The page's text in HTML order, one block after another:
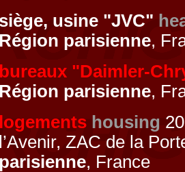
siège, usine "JVC"
Région parisienne,
bureaux "Daimler-
Région parisienne,
logements housing
l’Avenir, ZAC de la
parisienne, France